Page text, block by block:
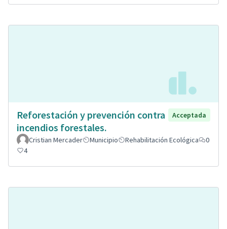
Reforestación y prevención contra
incendios forestales.
Acceptada
Cristian Mercader Municipio Rehabilitación Ecológica
0
4